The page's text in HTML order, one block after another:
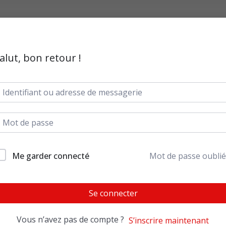
bon retour !
Me garder connecté Mot de passe
Se connecter
Vous n’avez pas de compte ? S’inscrire maintenant